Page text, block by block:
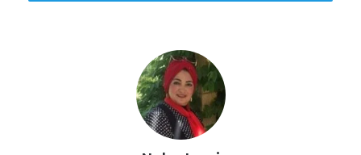
ancora annovera molti italofoni tra le generazioni più
mature, professionisti e connazionali in servizio presso le
organizzazioni internazionali.
Il calendario di iniziative della rassegna è stato arricchito
da un progetto pilota con otto ragazzi che ragazze somali